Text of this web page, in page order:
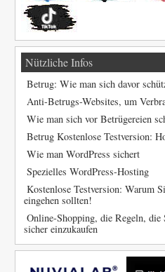
Nützliche Infos
Betrug: Wie man sich davor
Anti-Betrugs-Websites, um
Wie man sich vor Betrügereien
Betrug Kostenlose Testversion:
Wie man WordPress sichert
Spezielles WordPress-Hosting
Kostenlose Testversion: Warum
eingehen sollten!
Online-Shopping, die Regeln, die
sicher einzukaufen